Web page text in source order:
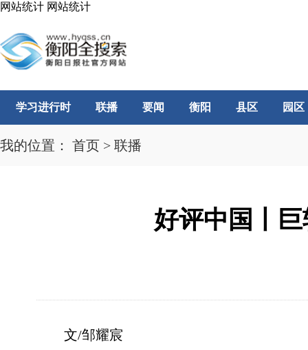
网站统计 网站统计
学习进行时 联播 要闻 衡阳 县区 园区
我的位置： 首页 > 联播
好评中国丨
文/邹耀宸